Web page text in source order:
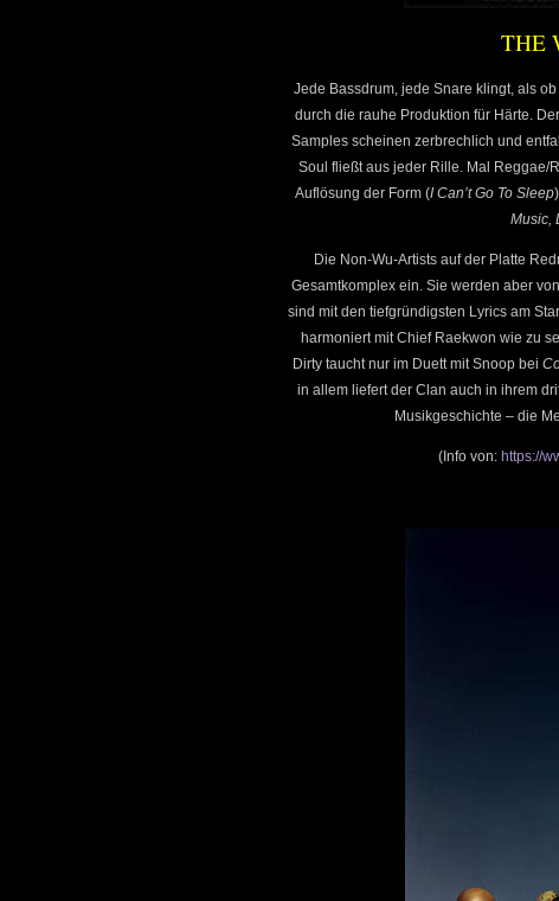
THE
Jede Bassdrum, jede Snare klingt, als
durch die rauhe Produktion für Härte.
Samples scheinen zerbrechlich und
Soul fließt aus jeder Rille. Mal Reggae/
Auflösung der Form (I Can’t Go To Sleep
Music,
Die Non-Wu-Artists auf der Platte
Gesamtkomplex ein. Sie werden aber
sind mit den tiefgründigsten Lyrics am
harmoniert mit Chief Raekwon wie zu
Dirty taucht nur im Duett mit Snoop bei
in allem liefert der Clan auch in ihrem
Musikgeschichte – die
(Info von: https://